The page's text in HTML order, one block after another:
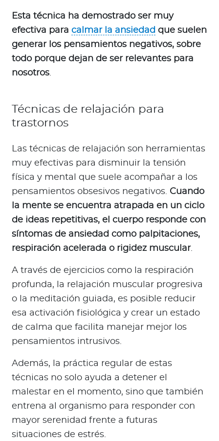
Esta técnica ha demostrado ser muy
efectiva para calmar la ansiedad que suelen
generar los pensamientos negativos, sobre
todo porque dejan de ser relevantes para
nosotros.
Técnicas de relajación para
trastornos
Las técnicas de relajación son herramientas
muy efectivas para disminuir la tensión
física y mental que suele acompañar a los
pensamientos obsesivos negativos. Cuando
la mente se encuentra atrapada en un ciclo
de ideas repetitivas, el cuerpo responde con
síntomas de ansiedad como palpitaciones,
respiración acelerada o rigidez muscular.
A través de ejercicios como la respiración
profunda, la relajación muscular progresiva
o la meditación guiada, es posible reducir
esa activación fisiológica y crear un estado
de calma que facilita manejar mejor los
pensamientos intrusivos.
Además, la práctica regular de estas
técnicas no solo ayuda a detener el
malestar en el momento, sino que también
entrena al organismo para responder con
mayor serenidad frente a futuras
situaciones de estrés.